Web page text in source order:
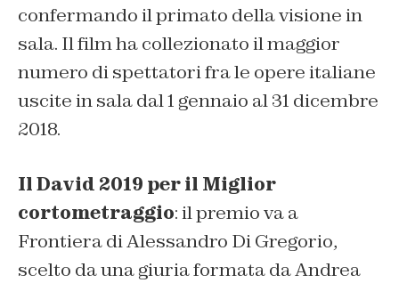
confermando il primato della visione in
sala. Il film ha collezionato il maggior
numero di spettatori fra le opere italiane
uscite in sala dal 1 gennaio al 31 dicembre
2018.
Il David 2019 per il Miglior
cortometraggio: il premio va a
Frontieradi Alessandro Di Gregorio,
scelto da una giuria formata da Andrea